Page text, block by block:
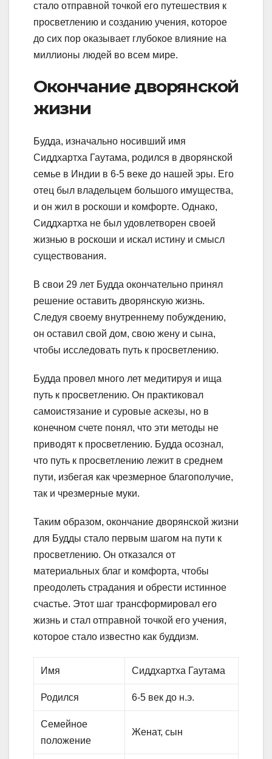
стало отправной точкой его путешествия к
просветлению и созданию учения, которое
до сих пор оказывает глубокое влияние на
миллионы людей во всем мире.
Окончание дворянской
жизни
Будда, изначально носивший имя
Сиддхартха Гаутама, родился в дворянской
семье в Индии в 6-5 веке до нашей эры. Его
отец был владельцем большого имущества,
и он жил в роскоши и комфорте. Однако,
Сиддхартха не был удовлетворен своей
жизнью в роскоши и искал истину и смысл
существования.
В свои 29 лет Будда окончательно принял
решение оставить дворянскую жизнь.
Следуя своему внутреннему побуждению,
он оставил свой дом, свою жену и сына,
чтобы исследовать путь к просветлению.
Будда провел много лет медитируя и ища
путь к просветлению. Он практиковал
самоистязание и суровые аскезы, но в
конечном счете понял, что эти методы не
приводят к просветлению. Будда осознал,
что путь к просветлению лежит в среднем
пути, избегая как чрезмерное благополучие,
так и чрезмерные муки.
Таким образом, окончание дворянской жизни
для Будды стало первым шагом на пути к
просветлению. Он отказался от
материальных благ и комфорта, чтобы
преодолеть страдания и обрести истинное
счастье. Этот шаг трансформировал его
жизнь и стал отправной точкой его учения,
которое стало известно как буддизм.
Имя Сиддхартха Гаутама
Родился 6-5 век до н.э.
Семейное
положение
Женат, сын